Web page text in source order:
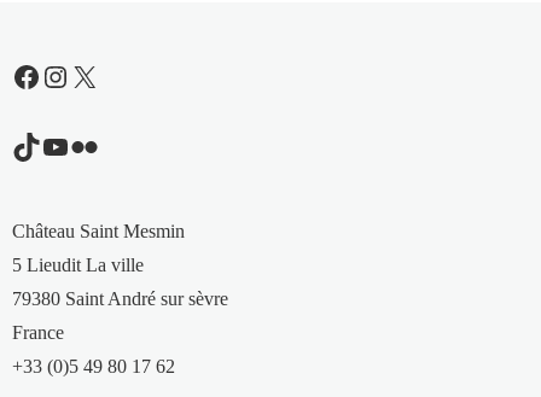
Facebook
Instagram
X
TikTok
YouTube
Flickr
Château Saint Mesmin
5 Lieudit La ville
79380 Saint André sur sèvre
France
+33 (0)5 49 80 17 62